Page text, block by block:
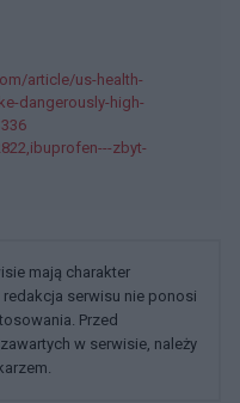
article/us-health-
dangerously-high-
zbyt-
mają charakter
serwisu nie ponosi
Przed
w serwisie, należy